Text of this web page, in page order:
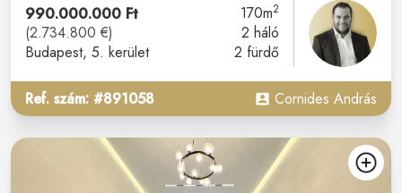
990.000.000 Ft
(2.734.800 €)
Budapest, 5. kerület
170m2
2 háló
2 fürdő
Ref. szám: #891058 Cornides András